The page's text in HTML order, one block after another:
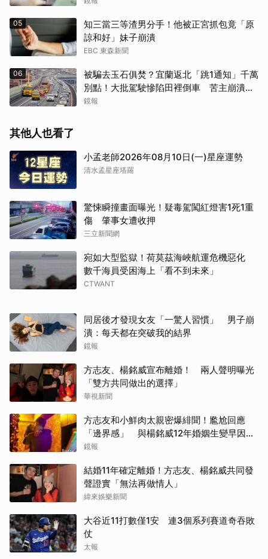
05
知三當三等渣男分手！他被正宮抓包竟「原
諒和好」妹子崩潰
EBC 東森新聞
06
被騙去玉石俱焚？宜蘭返北「跳1通知」千萬
別點！大批駕駛慘陷田裡倒車 苦主崩潰：
多塞1小時
鏡報
其他人也看了
小孟老師2026年08月10日(一)星座運勢
清水孟星座塔羅
驚悚瞬撞畫面曝光！疑毒駕闖紅燈害1死1重
傷 肇事女遭收押
三立新聞網
宛如大型監獄！荷莫茲海峽航運危機惡化
數千海員受困海上「看不到未來」
CTWANT
同居後才發現女友「一驚人習慣」 男子崩
潰：每天都在突破我的結界
鏡報
方志友、楊銘威宣布離婚！ 兩人聲明曝光
「雙方共同做出的選擇」
華視新聞
方志友和小鮮肉太親密爆緋聞！尷尬回應
「邊界感」 與楊銘威12年婚姻生變早因
「這問題」洩端倪
鏡報
結婚11年確定離婚！方志友、楊銘威共同發
聲證實「無法再做情人」
緯來娛樂新聞
大谷近11打數僅1安 連3個系列賽道奇吞敗
仗
太報
取消